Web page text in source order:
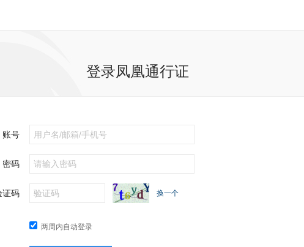
登录凤凰通行证
账号
密码
证码 换一个
两周内自动登录